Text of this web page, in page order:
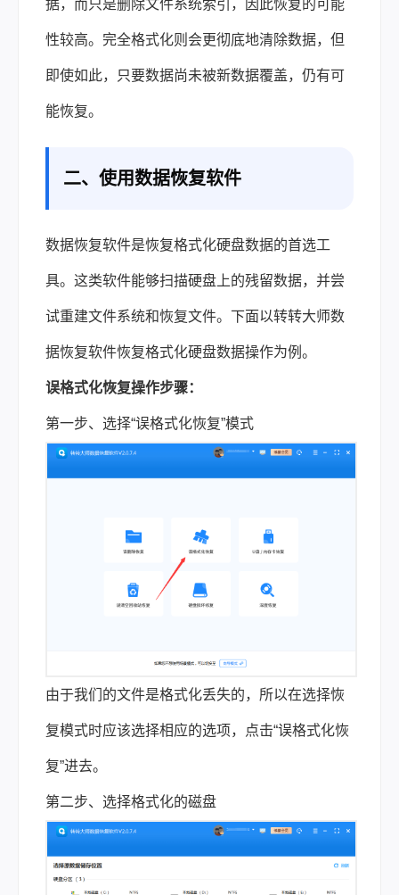
据，而只是删除文件系统索引，因此恢复的可能
性较高。完全格式化则会更彻底地清除数据，但
即使如此，只要数据尚未被新数据覆盖，仍有可
能恢复。
二、使用数据恢复软件
数据恢复软件是恢复格式化硬盘数据的首选工
具。这类软件能够扫描硬盘上的残留数据，并尝
试重建文件系统和恢复文件。下面以转转大师数
据恢复软件恢复格式化硬盘数据操作为例。
误格式化恢复操作步骤：
第一步、选择“误格式化恢复”模式
由于我们的文件是格式化丢失的，所以在选择恢
复模式时应该选择相应的选项，点击“误格式化恢
复”进去。
第二步、选择格式化的磁盘